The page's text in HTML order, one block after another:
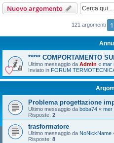
Nuovo argomento
121 argomenti 1
***** COMPORTAMENTO
Ultimo messaggio da Admin « mar
Inviato in FORUM
Problema progettazione
Ultimo messaggio da boba74 « mer
Risposte: 2
trasformatore
Ultimo messaggio da NoNickName
Risposte: 8